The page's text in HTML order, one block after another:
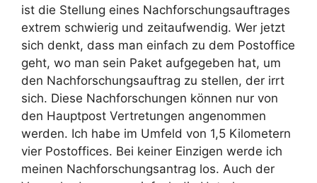
ist die Stellung eines Nachforschungsauftrages
extrem schwierig und zeitaufwendig. Wer jetzt
sich denkt, dass man einfach zu dem Postoffice
geht, wo man sein Paket aufgegeben hat, um
den Nachforschungsauftrag zu stellen, der irrt
sich. Diese Nachforschungen können nur von
den Hauptpost Vertretungen angenommen
werden. Ich habe im Umfeld von 1,5 Kilometern
vier Postoffices. Bei keiner Einzigen werde ich
meinen Nachforschungsantrag los. Auch der